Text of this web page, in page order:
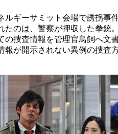
ルギーサミット会場で誘拐事
のは、警察が押収した拳銃。
の捜査情報を管理官鳥飼へ文
報が開示されない異例の捜査